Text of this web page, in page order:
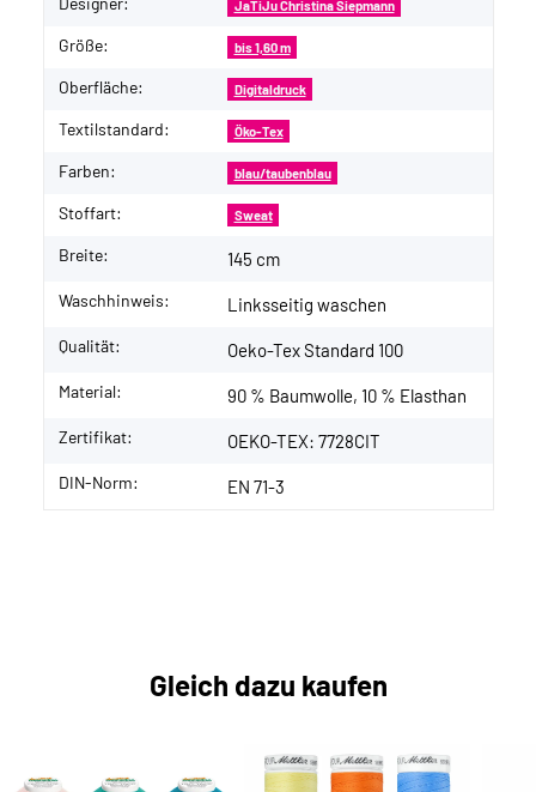
JaTiJu Christina Siepmann
Größe: bis 1,60 m
Oberfläche: Digitaldruck
Textilstandard: Öko-Tex
Farben: blau/taubenblau
Stoffart: Sweat
Breite: 145 cm
Waschhinweis: Linksseitig waschen
Qualität: Oeko-Tex Standard 100
Material: 90 % Baumwolle, 10 % Elasthan
Zertifikat: OEKO-TEX: 7728CIT
DIN-Norm: EN 71-3
Gleich dazu kaufen